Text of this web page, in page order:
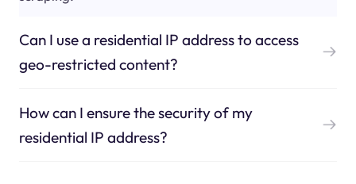
Can I use a residential IP address to access
geo-restricted content?
How can I ensure the security of my
residential IP address?